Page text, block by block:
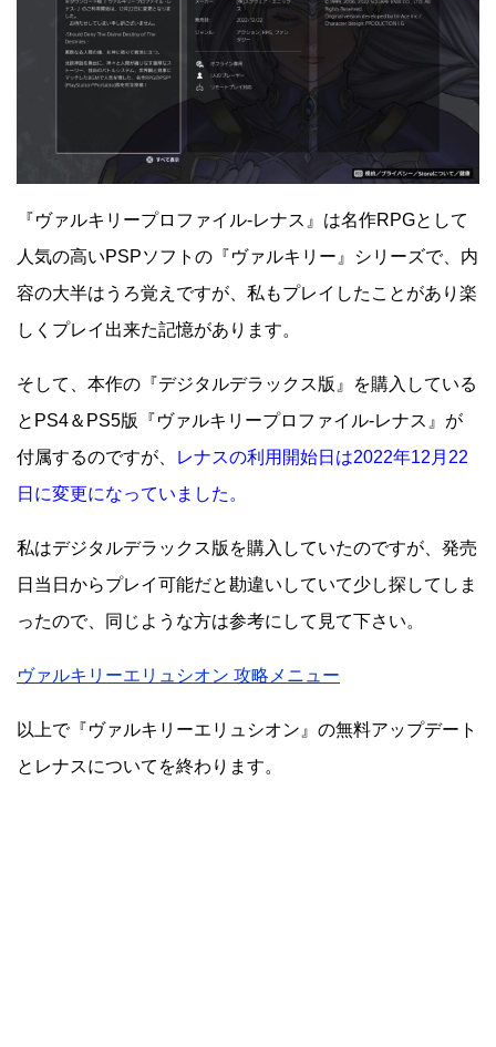
『ヴァルキリープロファイル-レナス』は名作RPGとして
人気の高いPSPソフトの『ヴァルキリー』シリーズで、内
容の大半はうろ覚えですが、私もプレイしたことがあり楽
しくプレイ出来た記憶があります。
そして、本作の『デジタルデラックス版』を購入している
とPS4＆PS5版『ヴァルキリープロファイル-レナス』が
付属するのですが、
レナスの利用開始日は2022年12月22
日に変更になっていました。
私はデジタルデラックス版を購入していたのですが、発売
日当日からプレイ可能だと勘違いしていて少し探してしま
ったので、同じような方は参考にして見て下さい。
ヴァルキリーエリュシオン 攻略メニュー
以上で『ヴァルキリーエリュシオン』の無料アップデート
とレナスについてを終わります。